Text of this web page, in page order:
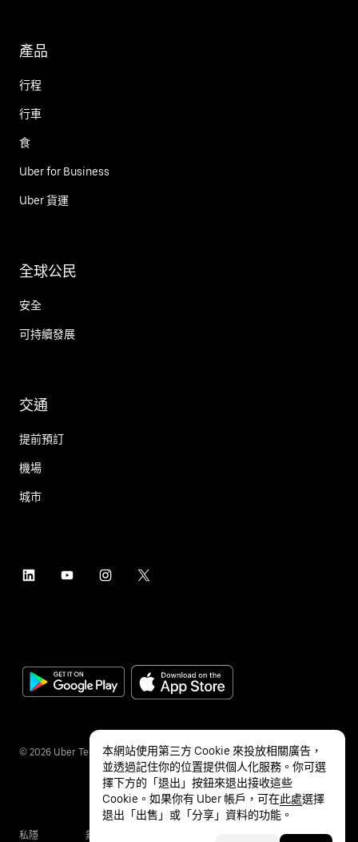
產品
行程
行車
食
Uber for Business
Uber 貨運
全球公民
安全
可持續發展
交通
提前預訂
機場
城市
© 2026 Uber Technologies Inc.
私隱 無障礙服務
本網站使用第三方 Cookie 來投放相關廣告，
並透過記住你的位置提供個人化服務。你可選
擇下方的「退出」按鈕來退出接收這些
Cookie。如果你有 Uber 帳戶，可在此處選擇
退出「出售」或「分享」資料的功能。